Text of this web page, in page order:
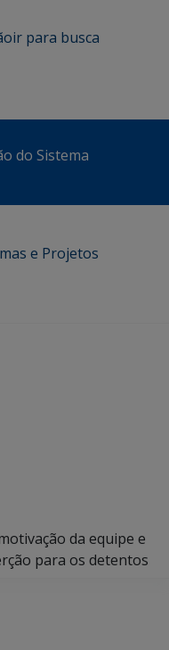
ir para busca
do Sistema
e Projetos
da equipe e
para os detentos